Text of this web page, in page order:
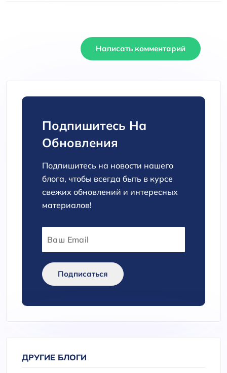
Написать комментарий
Подпишитесь На
Обновления
Подпишитесь на новости нашего
блога, чтобы всегда быть в курсе
свежих обновлений и интересных
материалов!
Подписаться
ДРУГИЕ БЛОГИ